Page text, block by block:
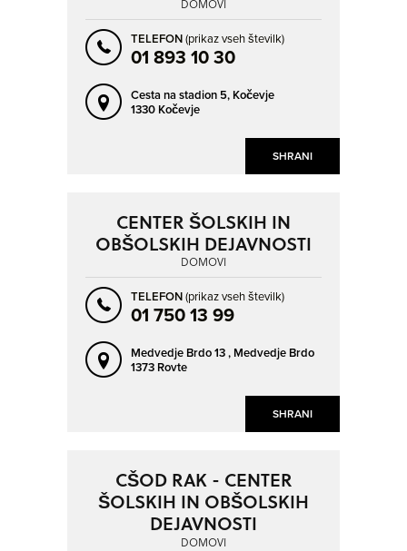
SHRANI
DOMOVI
TELEFON(prikaz vseh številk)
01 893 10 30
Cesta na stadion 5, Kočevje
1330 Kočevje
SHRANI
CENTER ŠOLSKIH IN
OBŠOLSKIH DEJAVNOSTI
DOMOVI
TELEFON(prikaz vseh številk)
01 750 13 99
Medvedje Brdo 13 , Medvedje Brdo
1373 Rovte
CŠOD RAK - CENTER
ŠOLSKIH IN OBŠOLSKIH
DEJAVNOSTI
DOMOVI